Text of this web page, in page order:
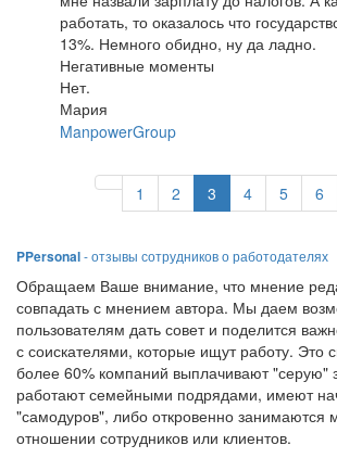
работать, то оказалось что
13%. Немного обидно, ну да ладно.
Негативные моменты
Нет.
Мария
ManpowerGroup
1 2 3 4 5 6
PPersonal- отзывы сотрудников о работодателях
Обращаем Ваше внимание, что мнение
совпадать с мнением автора. Мы даем
пользователям дать совет и поделится
с соискателями, которые ищут работу. Это
более 60% компаний выплачивают "серую"
работают семейными подрядами, имеют
"самодуров", либо откровенно занимаются
отношении сотрудников или клиентов.